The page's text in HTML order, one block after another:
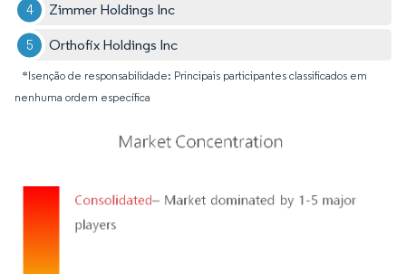
Zimmer Holdings Inc
Orthofix Holdings Inc
*Isenção de responsabilidade: Principais participantes classificados em
nenhuma ordem específica